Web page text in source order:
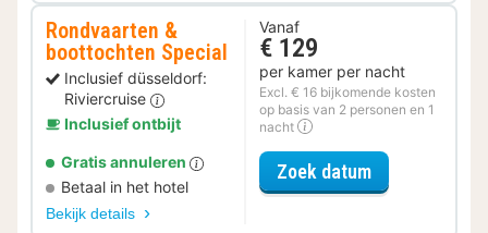
Rondvaarten &
boottochten Special
Inclusief düsseldorf:
Riviercruise
Inclusief ontbijt
Gratis annuleren
Betaal in het hotel
Bekijk details
Vanaf
€ 129
per kamer per nacht
Excl. € 16 bijkomende kosten
op basis van 2 personen en 1
nacht
Zoek datumvoor